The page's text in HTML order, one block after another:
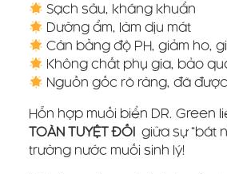
Sạch sâu, kháng khuẩn
Dưỡng ẩm, làm dịu mát
Cân bằng độ PH, giảm ho,
Không chất phụ gia, bảo
Nguồn gốc rõ ràng, đã
Hỗn hợp muối biển DR. Green
TOÀN TUYỆT ĐỐI giữa sự “bát
trường nước muối sinh lý!